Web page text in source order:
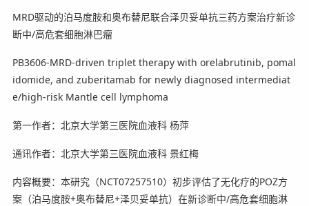
MRD驱动的泊马度胺和奥布替尼联合泽贝妥单抗三药方案治疗新诊
断中/高危套细胞淋巴瘤
PB3606-MRD-driven triplet therapy with orelabrutinib, pomal
idomide, and zuberitamab for newly diagnosed intermediat
e/high-risk Mantle cell lymphoma
第一作者：北京大学第三医院血液科 杨萍
通讯作者：北京大学第三医院血液科 景红梅
内容概要：本研究（NCT07257510）初步评估了无化疗的POZ方
案（泊马度胺+奥布替尼+泽贝妥单抗）在新诊断中/高危套细胞淋